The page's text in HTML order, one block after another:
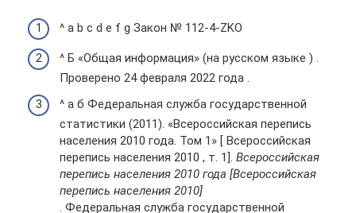
^ a b c d e f g Закон № 112-4-ZKO
^ Б «Общая информация» (на русском языке ) .
Проверено 24 февраля 2022 года .
^ а б Федеральная служба государственной
статистики (2011). «Всероссийская перепись
населения 2010 года. Том 1» [ Всероссийская
перепись населения 2010 , т. 1]. Всероссийская
перепись населения 2010 года [Всероссийская
перепись населения 2010]
. Федеральная служба государственной